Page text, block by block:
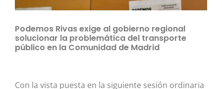
Podemos Rivas exige al gobierno regional
solucionar la problemática del transporte
público en la Comunidad de Madrid
Con la vista puesta en la siguiente sesión ordinaria